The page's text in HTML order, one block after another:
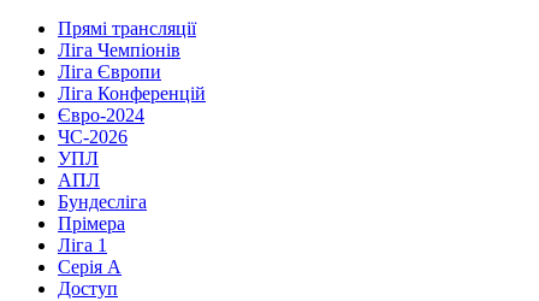
Прямі трансляції
Ліга Чемпіонів
Ліга Європи
Ліга Конференцій
Євро-2024
ЧС-2026
УПЛ
АПЛ
Бундесліга
Прімера
Ліга 1
Серія А
Доступ